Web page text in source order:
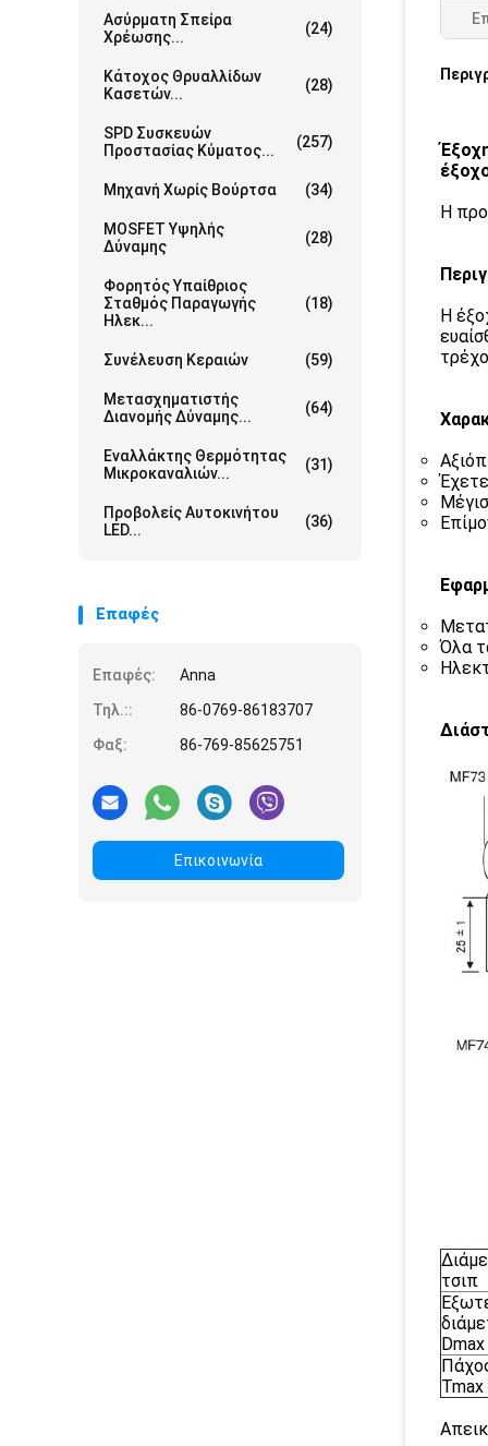
Ασύρματη Σπείρα
Χρέωσης...
(24)
Κάτοχος Θρυαλλίδων
Κασετών...
(28)
SPD Συσκευών
Προστασίας Κύματος...
(257)
Μηχανή Χωρίς Βούρτσα (34)
MOSFET Υψηλής
Δύναμης
(28)
Φορητός Υπαίθριος
Σταθμός Παραγωγής
Ηλεκ...
(18)
Συνέλευση Κεραιών (59)
Μετασχηματιστής
Διανομής Δύναμης...
(64)
Εναλλάκτης Θερμότητας
Μικροκαναλιών...
(31)
Προβολείς Αυτοκινήτου
LED...
(36)
Επαφές
Επαφές:
Anna
Τηλ.::
86-0769-86183707
Φαξ:
86-769-85625751
Επικοινωνία
Η
Η
Όλα
τσιπ
Dmax
Tmax